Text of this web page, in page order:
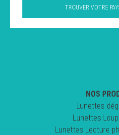
TROUVER VOTRE
NOS
Lunettes
Lunettes
Lunettes Lecture